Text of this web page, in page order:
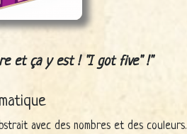
et ça y est ! "I got five" !
avec des nombres et des couleurs.